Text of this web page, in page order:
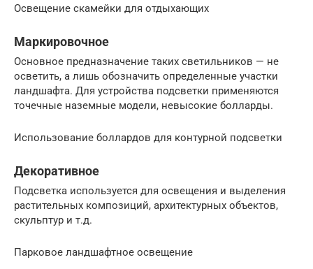
Освещение скамейки для отдыхающих
Маркировочное
Основное предназначение таких светильников — не
осветить, а лишь обозначить определенные участки
ландшафта. Для устройства подсветки применяются
точечные наземные модели, невысокие болларды.
Использование боллардов для контурной подсветки
Декоративное
Подсветка используется для освещения и выделения
растительных композиций, архитектурных объектов,
скульптур и т.д.
Парковое ландшафтное освещение